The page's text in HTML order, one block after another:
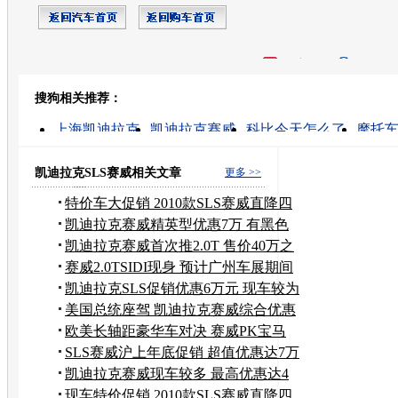
转发至：
搜狗相关推荐：
上海凯迪拉克 凯迪拉克赛威 科比今天怎么了
摩托
凯迪拉克sls赛威
凯迪拉克汽车
更多 >>
凯迪拉克SLS赛威相关文章
特价车大促销 2010款SLS赛威直降四
万元
凯迪拉克赛威精英型优惠7万 有黑色
现车
凯迪拉克赛威首次推2.0T 售价40万之
内
赛威2.0TSIDI现身 预计广州车展期间
上市
凯迪拉克SLS促销优惠6万元 现车较为
充足
美国总统座驾 凯迪拉克赛威综合优惠
8万
欧美长轴距豪华车对决 赛威PK宝马
528Li
SLS赛威沪上年底促销 超值优惠达7万
元
凯迪拉克赛威现车较多 最高优惠达4
万元
现车特价促销 2010款SLS赛威直降四